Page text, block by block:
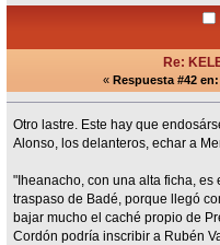
Re:
« Respuesta #42 en:
Otro lastre. Este hay que
Alonso, los delanteros, echar a
"Iheanacho, con una alta ficha,
traspaso de Badé, porque llegó
bajar mucho el caché propio de
Cordón podría inscribir a Rubén